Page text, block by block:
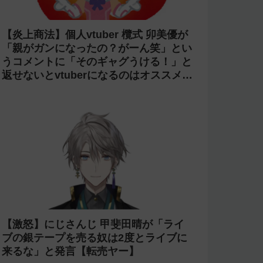
【炎上商法】個人vtuber 欖式 卯美優が
「親がガンになったの？がーん笑」とい
うコメントに「そのギャグうける！」と
返せないとvtuberになるのはオススメし
【激怒】にじさんじ 甲斐田晴が「ライ
ブの銀テープを売る奴は2度とライブに
来るな」と発言【転売ヤー】